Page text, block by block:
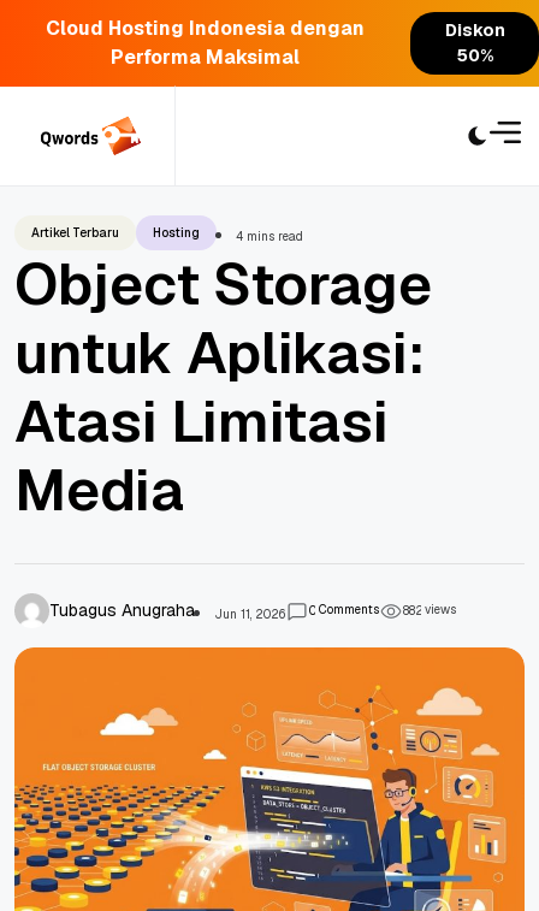
Cloud Hosting Indonesia dengan
Performa Maksimal
Diskon
50%
Artikel Terbaru Hosting 4 mins read
Object Storage
untuk Aplikasi:
Atasi Limitasi
Media
Tubagus Anugraha Jun 11, 2026 0Comments 882views